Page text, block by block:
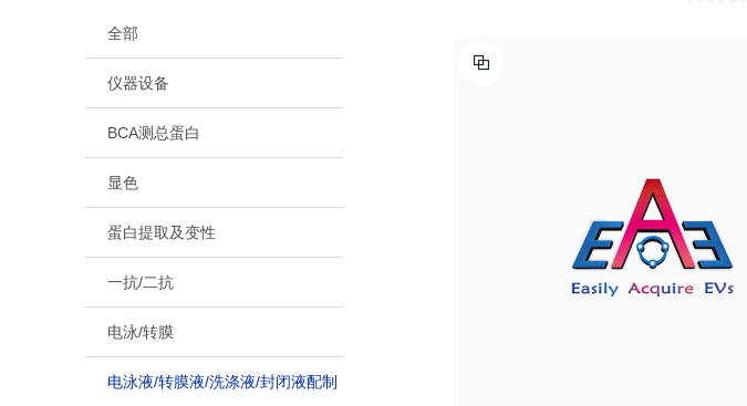
全部
仪器设备
BCA测总蛋白
显色
蛋白提取及变性
一抗/二抗
电泳/转膜
电泳液/转膜液/洗涤液/封闭液配制